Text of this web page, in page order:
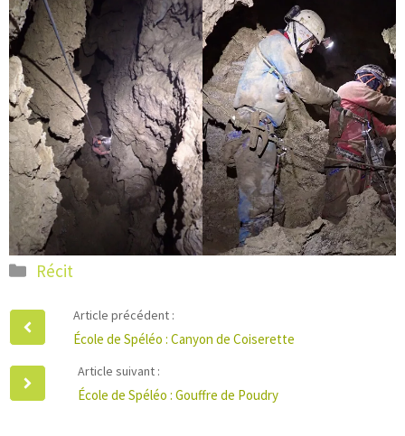
Catégories
Récit
Article précédent :
École de Spéléo : Canyon de Coiserette
Article suivant :
École de Spéléo : Gouffre de Poudry